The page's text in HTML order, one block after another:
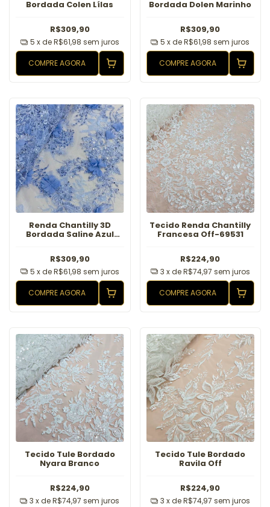
Bordada Colen Lílas
R$309,90
5 x deR$61,98 sem juros
COMPRE AGORA
Bordada Dolen Marinho
R$309,90
5 x deR$61,98 sem juros
COMPRE AGORA
Renda Chantilly 3D
Bordada Saline Azul
R$309,90
5 x deR$61,98 sem juros
COMPRE AGORA
Tecido Renda Chantilly
Francesa Off-69531
R$224,90
3 x deR$74,97 sem juros
COMPRE AGORA
Tecido Tule Bordado
Nyara Branco
R$224,90
3 x deR$74,97 sem juros
Tecido Tule Bordado
Ravila Off
R$224,90
3 x deR$74,97 sem juros